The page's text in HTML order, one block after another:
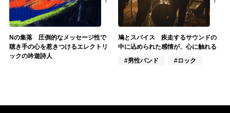
Nの集落 圧倒的なメッセージ性で
聴き手の心を惹きつけるエレクトリ
ックの吟遊詩人
鳩とスパイス 疾走するサウンドの
中に込められた感情が、心に触れる
#男性バンド
#ロック